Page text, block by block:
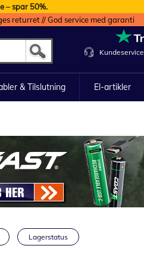
– spar 50%.
returret // God service med garanti
Kundeservice
& Tilslutning El-artikler
Lagerstatus